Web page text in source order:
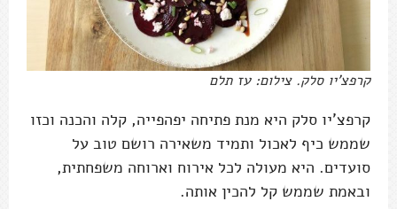
קרפצ'יו סלק. צילום: עז תלם
קרפצ'יו סלק היא מנת פתיחה יפהפייה, קלה והכנה וכזו
שממש כיף לאכול ותמיד משאירה רושם טוב על
סועדים. היא מעולה לכל אירוח וארוחה משפחתית,
ובאמת שממש קל להכין אותה.